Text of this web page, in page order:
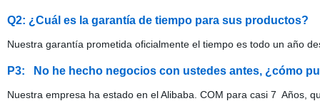
Q2: ¿Cuál es la garantía de tiempo para sus productos?
Nuestra garantía prometida oficialmente el tiempo es todo un año
P3: No he hecho negocios con ustedes antes, ¿cómo
Nuestra empresa ha estado en el Alibaba. COM para casi 7 Años,